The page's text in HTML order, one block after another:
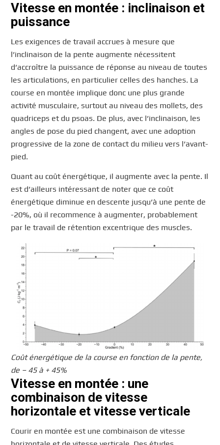
Vitesse en montée : inclinaison et
puissance
Les exigences de travail accrues à mesure que
l’inclinaison de la pente augmente nécessitent
d’accroître la puissance de réponse au niveau de toutes
les articulations, en particulier celles des hanches. La
course en montée implique donc une plus grande
activité musculaire, surtout au niveau des mollets, des
quadriceps et du psoas. De plus, avec l’inclinaison, les
angles de pose du pied changent, avec une adoption
progressive de la zone de contact du milieu vers l’avant-
pied.
Quant au coût énergétique, il augmente avec la pente. Il
est d’ailleurs intéressant de noter que ce coût
énergétique diminue en descente jusqu’à une pente de
-20%, où il recommence à augmenter, probablement
par le travail de rétention excentrique des muscles.
Coût énergétique de la course en fonction de la pente,
de – 45 à + 45%
Vitesse en montée : une
combinaison de vitesse
horizontale et vitesse verticale
Courir en montée est une combinaison de vitesse